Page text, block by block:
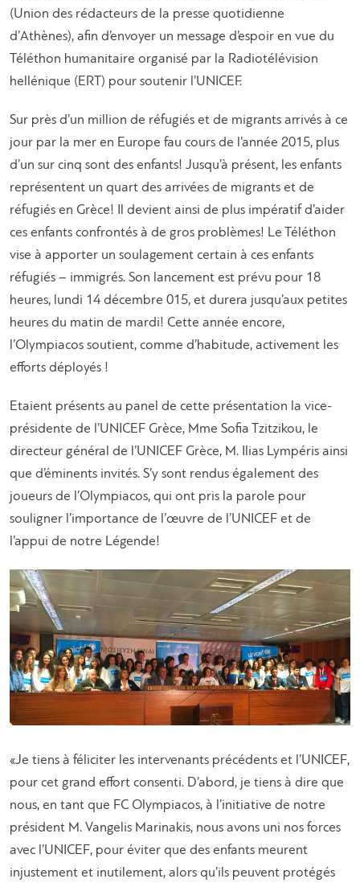
(Union des rédacteurs de la presse quotidienne
d’Athènes), afin d’envoyer un message d’espoir en vue du
Téléthon humanitaire organisé par la Radiotélévision
hellénique (ERT) pour soutenir l’UNICEF.
Sur près d’un million de réfugiés et de migrants arrivés à ce
jour par la mer en Europe fau cours de l’année 2015, plus
d’un sur cinq sont des enfants! Jusqu’à présent, les enfants
représentent un quart des arrivées de migrants et de
réfugiés en Grèce! Il devient ainsi de plus impératif d’aider
ces enfants confrontés à de gros problèmes! Le Téléthon
vise à apporter un soulagement certain à ces enfants
réfugiés – immigrés. Son lancement est prévu pour 18
heures, lundi 14 décembre 015, et durera jusqu’aux petites
heures du matin de mardi! Cette année encore,
l’Olympiacos soutient, comme d’habitude, activement les
efforts déployés !
Etaient présents au panel de cette présentation la vice-
présidente de l’UNICEF Grèce, Mme Sofia Tzitzikou, le
directeur général de l’UNICEF Grèce, M. Ilias Lympéris ainsi
que d’éminents invités. S’y sont rendus également des
joueurs de l’Olympiacos, qui ont pris la parole pour
souligner l’importance de l’œuvre de l’UNICEF et de
l’appui de notre Légende!
«Je tiens à féliciter les intervenants précédents et l’UNICEF,
pour cet grand effort consenti. D’abord, je tiens à dire que
nous, en tant que FC Olympiacos, à l’initiative de notre
président M. Vangelis Marinakis, nous avons uni nos forces
avec l’UNICEF, pour éviter que des enfants meurent
injustement et inutilement, alors qu’ils peuvent protégés